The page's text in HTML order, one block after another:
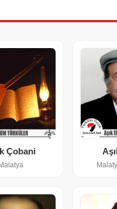
Çobani
Malatya